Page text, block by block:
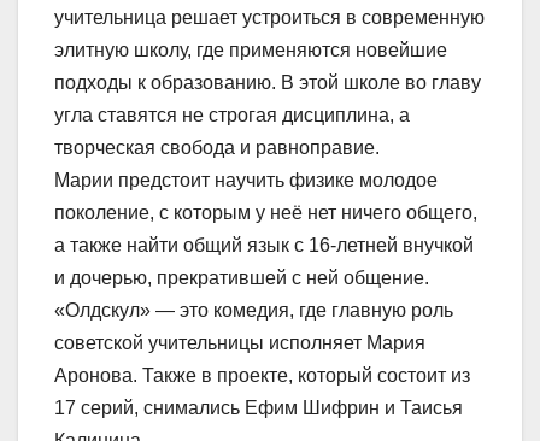
учительница решает устроиться в современную
элитную школу, где применяются новейшие
подходы к образованию. В этой школе во главу
угла ставятся не строгая дисциплина, а
творческая свобода и равноправие.
Марии предстоит научить физике молодое
поколение, с которым у неё нет ничего общего,
а также найти общий язык с 16-летней внучкой
и дочерью, прекратившей с ней общение.
«Олдскул» — это комедия, где главную роль
советской учительницы исполняет Мария
Аронова. Также в проекте, который состоит из
17 серий, снимались Ефим Шифрин и Таисья